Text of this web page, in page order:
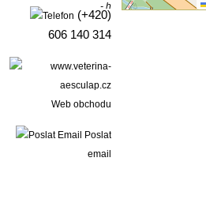
- h
(+420)
606 140 314
Web obchodu
Poslat
email